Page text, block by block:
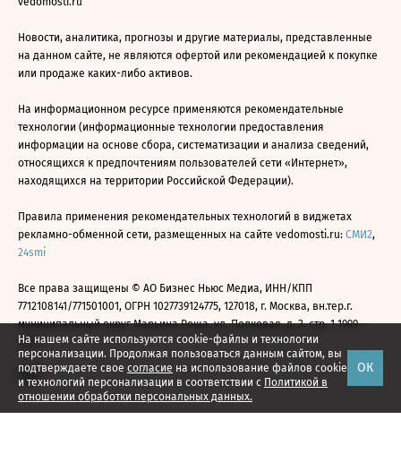
На нашем сайте используются cookie-файлы и технологии
персонализации. Продолжая пользоваться данным сайтом, вы
подтверждаете свое согласие на использование файлов cookie
и технологий персонализации в соответствии с Политикой в
отношении обработки персональных данных.
ОК
Новости, аналитика, прогнозы и другие материалы, представленные
на данном сайте, не являются офертой или рекомендацией к покупке
или продаже каких-либо активов.
На информационном ресурсе применяются рекомендательные
технологии (информационные технологии предоставления
информации на основе сбора, систематизации и анализа сведений,
относящихся к предпочтениям пользователей сети «Интернет»,
находящихся на территории Российской Федерации).
Правила применения рекомендательных технологий в виджетах
рекламно-обменной сети, размещенных на сайте vedomosti.ru: СМИ2,
24smi
Все права защищены © АО Бизнес Ньюс Медиа, ИНН/КПП
7712108141/771501001, ОГРН 1027739124775, 127018, г. Москва, вн.тер.г.
муниципальный округ Марьина Роща, ул. Полковая, д. 3, стр. 1 1999—
2026